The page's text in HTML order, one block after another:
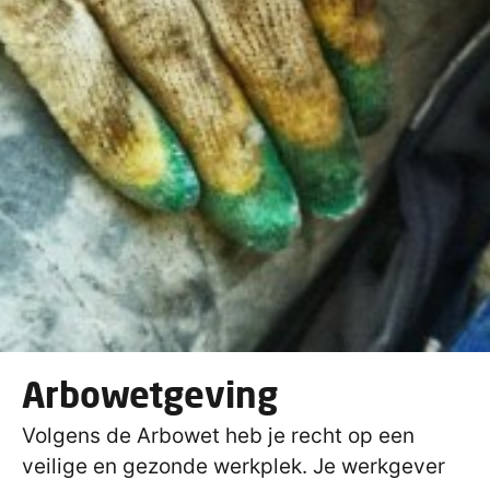
Arbowetgeving
Volgens de Arbowet heb je recht op een
veilige en gezonde werkplek. Je werkgever